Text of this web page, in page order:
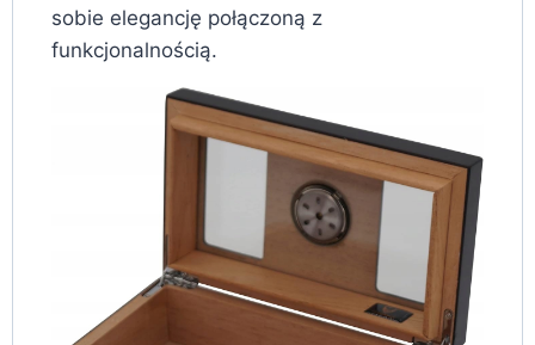
sobie elegancję połączoną z
funkcjonalnością.